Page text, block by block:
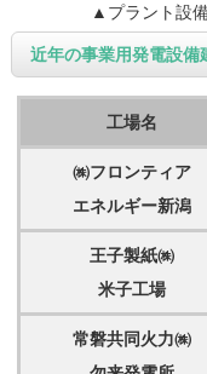
▲プラント設
近年の事業用発電設備
工場名
㈱フロンティア
エネルギー新潟
王子製紙㈱
米子工場
常磐共同火力㈱